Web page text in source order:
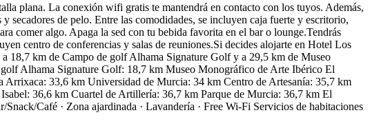
plana. La conexión wifi gratis te mantendrá en contacto con los tuyos. Además,
secadores de pelo. Entre las comodidades, se incluyen caja fuerte y escritorio,
comer algo. Apaga la sed con tu bebida favorita en el bar o lounge.Tendrás
centro de conferencias y salas de reuniones.Si decides alojarte en Hotel Los
18,7 km de Campo de golf Alhama Signature Golf y a 29,5 km de Museo
Alhama Signature Golf: 18,7 km Museo Monográfico de Arte Ibérico El
33,6 km Universidad de Murcia: 34 km Centro de Artesanía: 35,7 km
36,6 km Cuartel de Artillería: 36,7 km Parque de Murcia: 36,7 km El
Snack/Café · Zona ajardinada · Lavandería · Free Wi-Fi Servicios de habitaciones